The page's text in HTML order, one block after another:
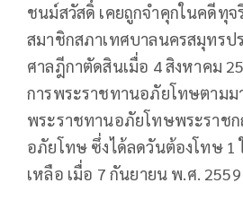
ชนม์สวัสดิ์ เคยถูกจำคุกในคดีทุจ
สมาชิกสภาเทศบาลนครสมุทรป
ศาลฎีกาตัดสินเมื่อ 4 สิงหาคม
การพระราชทานอภัยโทษตามม
พระราชทานอภัยโทษพระราช
อภัยโทษ ซึ่งได้ลดวันต้องโทษ 1
เหลือ เมื่อ 7 กันยายน พ.ศ. 2559